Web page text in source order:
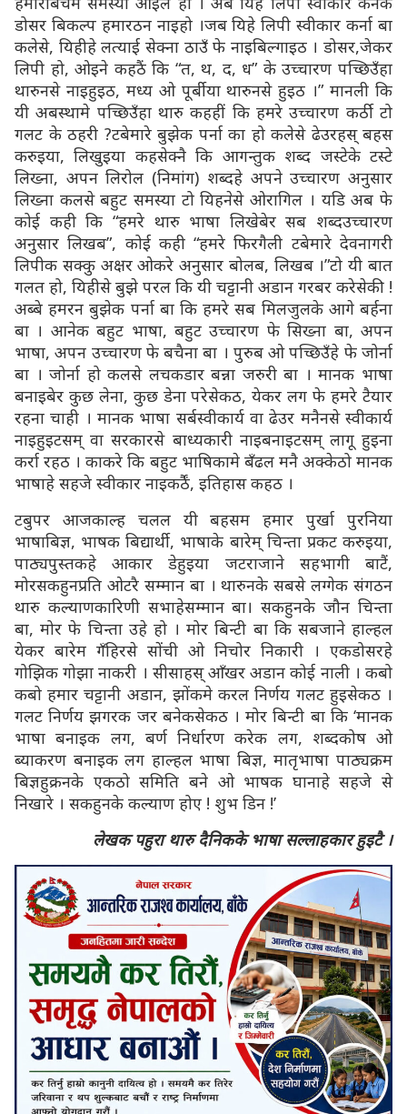
डोसर बिकल्प हमारठन नाइहो ।जब यिहे लिपी स्वीकार कर्ना बा
कलेसे, यिहीहे लत्याई सेक्ना ठाउँ फे नाइबिल्गाइठ । डोसर,जेकर
लिपी हो, ओइने कहठैं कि “त, थ, द, ध” के उच्चारण पच्छिउँहा
थारुनसे नाइहुइठ, मध्य ओ पूर्बीया थारुनसे हुइठ ।” मानली कि
यी अबस्थामे पच्छिउँहा थारु कहहीं कि हमरे उच्चारण कर्ठी टो
गलट के ठहरी ?टबेमारे बुझेक पर्ना का हो कलेसे ढेउरहस् बहस
करुइया, लिखुइया कहसेक्नै कि आगन्तुक शब्द जस्टेके टस्टे
लिख्ना, अपन लिरोल (निमांग) शब्दहे अपने उच्चारण अनुसार
लिख्ना कलसे बहुट समस्या टो यिहनेसे ओरागिल । यडि अब फे
कोई कही कि “हमरे थारु भाषा लिखेबेर सब शब्दउच्चारण
अनुसार लिखब”, कोई कही “हमरे फिरगैली टबेमारे देवनागरी
लिपीक सक्कु अक्षर ओकरे अनुसार बोलब, लिखब ।”टो यी बात
गलत हो, यिहीसे बुझे परल कि यी चट्टानी अडान गरबर करेसेकी !
अब्बे हमरन बुझेक पर्ना बा कि हमरे सब मिलजुलके आगे बर्हना
बा । आनेक बहुट भाषा, बहुट उच्चारण फे सिख्ना बा, अपन
भाषा, अपन उच्चारण फे बचैना बा । पुरुब ओ पच्छिउँहे फे जोर्ना
बा । जोर्ना हो कलसे लचकडार बन्ना जरुरी बा । मानक भाषा
बनाइबेर कुछ लेना, कुछ डेना परेसेकठ, येकर लग फे हमरे टैयार
रहना चाही । मानक भाषा सर्बस्वीकार्य वा ढेउर मनैनसे स्वीकार्य
नाइहुइटसम् वा सरकारसे बाध्यकारी नाइबनाइटसम् लागू हुइना
कर्रा रहठ । काकरे कि बहुट भाषिकामे बँढल मनै अक्केठो मानक
भाषाहे सहजे स्वीकार नाइकर्ठैं, इतिहास कहठ ।
टबुपर आजकाल्ह चलल यी बहसम हमार पुर्खा पुरनिया
भाषाबिज्ञ, भाषक बिद्यार्थी, भाषाके बारेम् चिन्ता प्रकट करुइया,
पाठ्यपुस्तकहे आकार डेहुइया जटराजाने सहभागी बाटैं,
मोरसकहुनप्रति ओटरै सम्मान बा । थारुनके सबसे लग्गेक संगठन
थारु कल्याणकारिणी सभाहेसम्मान बा। सकहुनके जौन चिन्ता
बा, मोर फे चिन्ता उहे हो । मोर बिन्टी बा कि सबजाने हाल्हल
येकर बारेम गँहिरसे सोंची ओ निचोर निकारी । एकडोसरहे
गोझिक गोझा नाकरी । सीसाहस् आँखर अडान कोई नाली । कबो
कबो हमार चट्टानी अडान, झोंकमे करल निर्णय गलट हुइसेकठ ।
गलट निर्णय झगरक जर बनेकसेकठ । मोर बिन्टी बा कि ‘मानक
भाषा बनाइक लग, बर्ण निर्धारण करेक लग, शब्दकोष ओ
ब्याकरण बनाइक लग हाल्हल भाषा बिज्ञ, मातृभाषा पाठ्यक्रम
बिज्ञहुक्रनके एकठो समिति बने ओ भाषक घानाहे सहजे से
निखारे । सकहुनके कल्याण होए ! शुभ डिन !’
लेखक पहुरा थारु दैनिकके भाषा सल्लाहकार हुइटै ।